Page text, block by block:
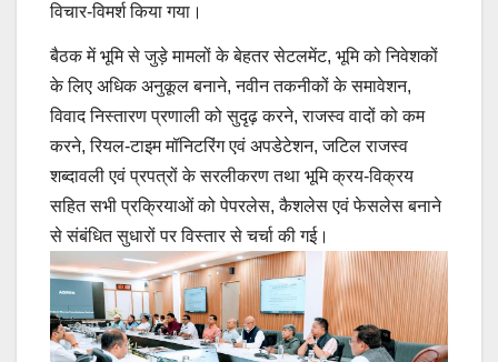
विचार-विमर्श किया गया।
बैठक में भूमि से जुड़े मामलों के बेहतर सेटलमेंट, भूमि को निवेशकों
के लिए अधिक अनुकूल बनाने, नवीन तकनीकों के समावेशन,
विवाद निस्तारण प्रणाली को सुदृढ़ करने, राजस्व वादों को कम
करने, रियल-टाइम मॉनिटरिंग एवं अपडेटेशन, जटिल राजस्व
शब्दावली एवं प्रपत्रों के सरलीकरण तथा भूमि क्रय-विक्रय
सहित सभी प्रक्रियाओं को पेपरलेस, कैशलेस एवं फेसलेस बनाने
से संबंधित सुधारों पर विस्तार से चर्चा की गई।